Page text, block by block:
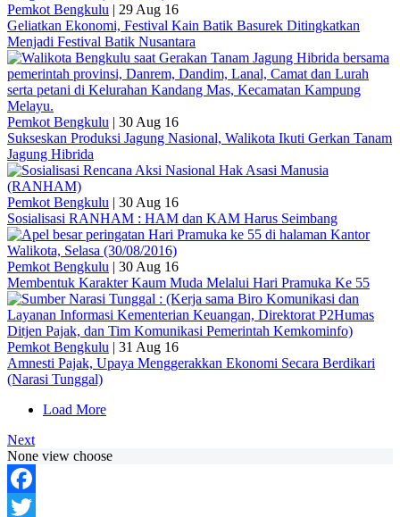
Pemkot Bengkulu | 29 Aug 16
Geliatkan Ekonomi, Festival Kain Batik Basurek Ditingkatkan
Menjadi Festival Batik Nusantara
Pemkot Bengkulu | 30 Aug 16
Sukseskan Produksi Jagung Nasional, Walikota Ikuti Gerkan Tanam
Jagung Hibrida
Pemkot Bengkulu | 30 Aug 16
Sosialisasi RANHAM : HAM dan KAM Harus Seimbang
Pemkot Bengkulu | 30 Aug 16
Membentuk Karakter Kaum Muda Melalui Hari Pramuka Ke 55
Pemkot Bengkulu | 31 Aug 16
Amnesti Pajak, Upaya Menggerakkan Ekonomi Secara Berdikari
(Narasi Tunggal)
Load More
Next
None view choose
Facebook